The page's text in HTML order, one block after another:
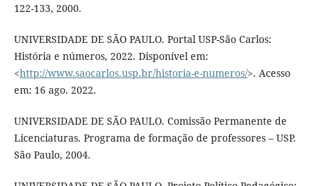
122-133, 2000.
UNIVERSIDADE DE SÃO PAULO. Portal USP-São Carlos:
História e números, 2022. Disponível em:
<http://www.saocarlos.usp.br/historia-e-numeros/>. Acesso
em: 16 ago. 2022.
UNIVERSIDADE DE SÃO PAULO. Comissão Permanente de
Licenciaturas. Programa de formação de professores – USP.
São Paulo, 2004.